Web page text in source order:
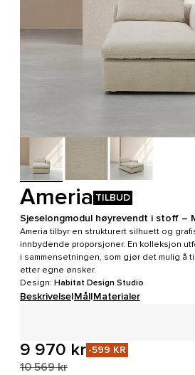
Ameria TILBUD
Sjeselongmodul høyrevendt i stoff –
Ameria tilbyr en strukturert silhuett og
innbydende proporsjoner. En kolleksjon
i sammensetningen, som gjør det mulig å
etter egne ønsker.
Design: Habitat Design Studio
Beskrivelse|Mål|Materialer
9 970 kr -599 KR
10 569 kr